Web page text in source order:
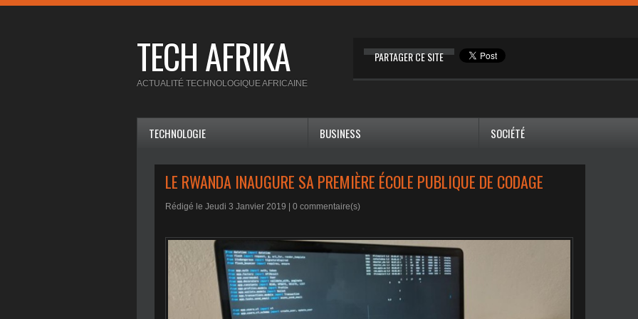
TECH AFRIKA PARTAGER CE SITE
ACTUALITÉ TECHNOLOGIQUE AFRICAINE
TECHNOLOGIE BUSINESS SOCIÉTÉ
LE RWANDA INAUGURE SA PREMIÈRE ÉCOLE PUBLIQUE DE CODAGE
Rédigé le Jeudi 3 Janvier 2019 | 0 commentaire(s)